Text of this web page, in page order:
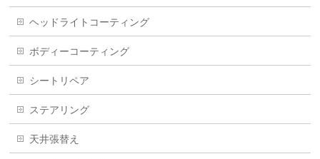
ヘッドライトコーティング
ボディーコーティング
シートリペア
ステアリング
天井張替え